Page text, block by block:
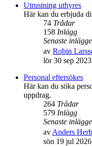
Utrustning uthyres
Här kan du erbjuda
74 Trådar
158 Inlägg
Senaste
av Robin
lör 30 sep
Personal eftersökes
Här kan du söka
uppdrag.
264 Trådar
579 Inlägg
Senaste
av Anders
sön 19 jul